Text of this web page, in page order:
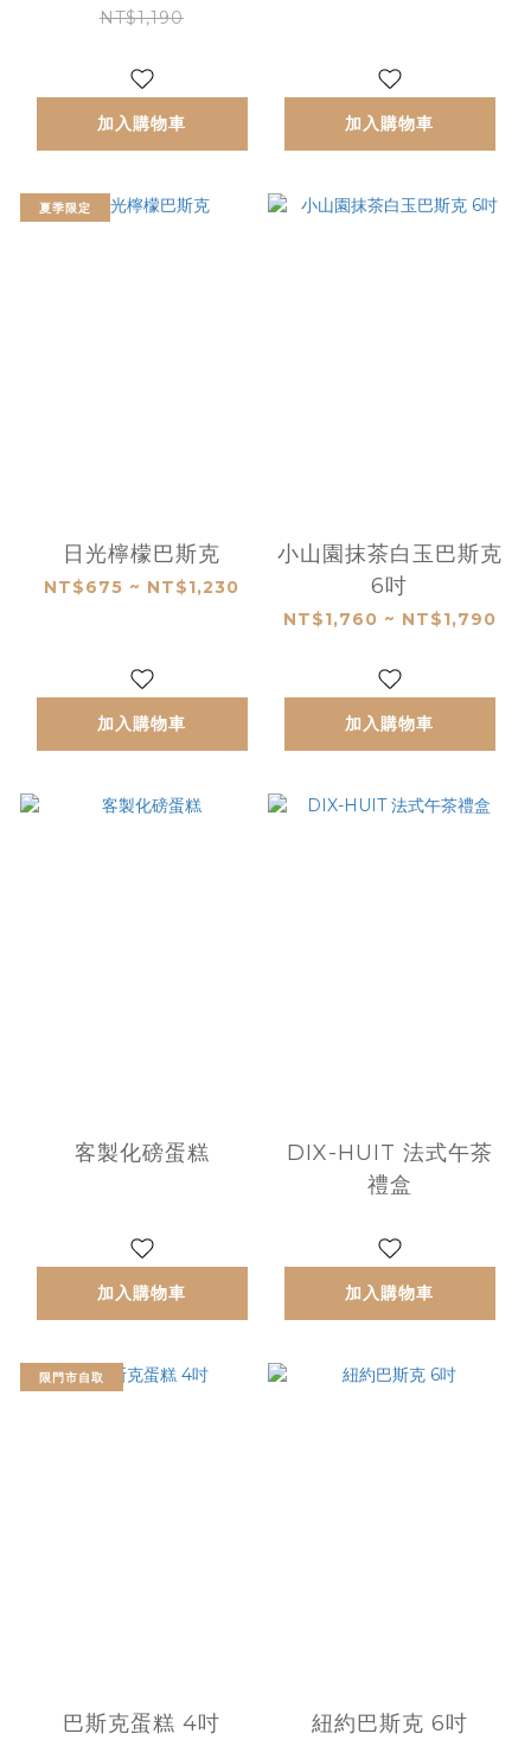
NT$1,190
加入購物車 加入購物車
夏季限定
日光檸檬巴斯克
NT$675 ~ NT$1,230
加入購物車
小山園抹茶白玉巴斯克
6吋
NT$1,760 ~ NT$1,790
加入購物車
客製化磅蛋糕
加入購物車
DIX-HUIT 法式午茶
禮盒
加入購物車
限門市自取
巴斯克蛋糕 4吋 紐約巴斯克 6吋